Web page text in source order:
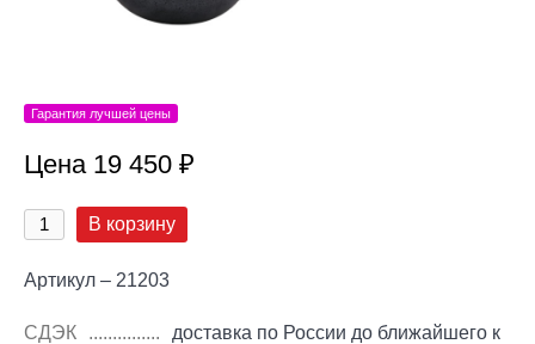
Гарантия лучшей цены
Цена 19 450 ₽
В корзину
Артикул – 21203
СДЭК
доставка по России до ближайшего к